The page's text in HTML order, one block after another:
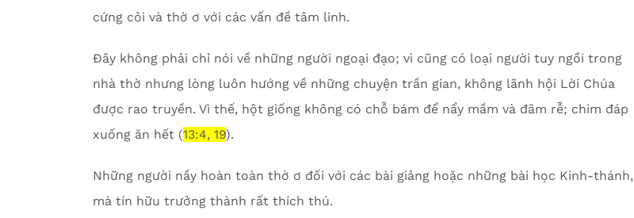
cứng cỏi và thờ ơ với các vấn đề tâm linh.
Đây không phải chỉ nói về những người ngoại đạo; vì cũng có loại người tuy ngồi trong
nhà thờ nhưng lòng luôn hướng về những chuyện trần gian, không lãnh hội Lời Chúa
được rao truyền. Vì thế, hột giống không có chỗ bám để nẩy mầm và đâm rễ; chim đáp
xuống ăn hết (13:4, 19).
Những người nầy hoàn toàn thờ ơ đối với các bài giảng hoặc những bài học Kinh-thánh,
mà tín hữu trưởng thành rất thích thú.